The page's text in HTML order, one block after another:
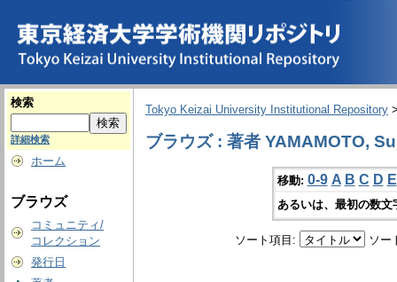
検索
詳細検索
ホーム
ブラウズ
コミュニティ/
コレクション
発行日
Tokyo Keizai University Institutional Repository
ブラウズ : 著者 YAMAMOTO,
移動: 0-9 A B C D E
あるいは、最初の数
ソート項目: ソー